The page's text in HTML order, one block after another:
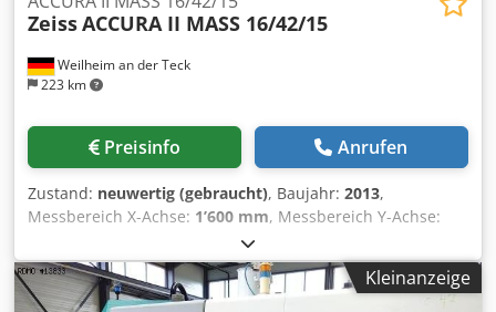
Weilheim an der Teck
223 km
ZeissACCURA II MASS 16/42/15
Preisinfo Anrufen
Zustand: neuwertig (gebraucht), Baujahr: 2013,
Messbereich X-Achse: 1’600 mm, Messbereich Y-Achse:
, Messbereich Z-Achse:
Werkstückgewicht (max.):5’000 kg, Ausstattung:
Typenschild vorhanden, CARL ZEISS CNC-Koordinaten-
Kleinanzeige